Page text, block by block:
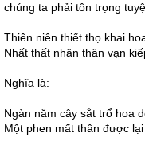
chúng ta phải tôn trọng
Thiên niên thiết thọ khai
Nhất thất nhân thân vạn
Nghĩa là:
Ngàn năm cây sắt trổ hoa
Một phen mất thân được lại